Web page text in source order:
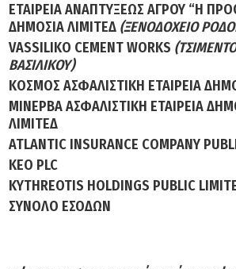
ΕΤΑΙΡΕΙΑ ΑΝΑΠΤΥΞΕΩΣ ΑΓΡΟΥ “Η
ΔΗΜΟΣΙΑ ΛΙΜΙΤΕΔ (ΞΕΝΟΔΟΧΕΙΟ
VASSILIKO CEMENT WORKS
ΒΑΣΙΛΙΚΟΥ)
ΚΟΣΜΟΣ ΑΣΦΑΛΙΣΤΙΚΗ ΕΤΑΙΡΕΙΑ
ΜΙΝΕΡΒΑ ΑΣΦΑΛΙΣΤΙΚΗ ΕΤΑΙΡΕΙΑ
ΛΙΜΙΤΕΔ
ATLANTIC INSURANCE COMPANY
KEO PLC
KYTHREOTIS HOLDINGS PUBLIC
ΣΥΝΟΛΟ ΕΣΟΔΩΝ